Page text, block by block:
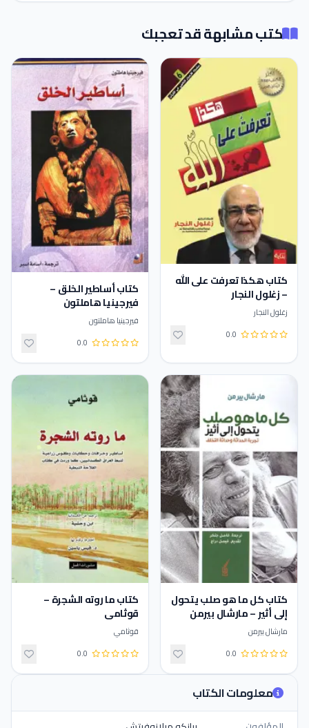
كتب مشابهة قد تعجبك
كتاب هكذا تعرفت على الله
– زغلول النجار
زغلول النجار
0.0
كتاب أساطير الخلق –
فيرجينيا هاملتون
فيرجينيا هاملتون
0.0
كتاب كل ما هو صلب يتحول
إلى أثير – مارشال بيرمن
مارشال بيرمن
0.0
كتاب ما روته الشجرة –
قوثامي
قوثامي
0.0
معلومات الكتاب